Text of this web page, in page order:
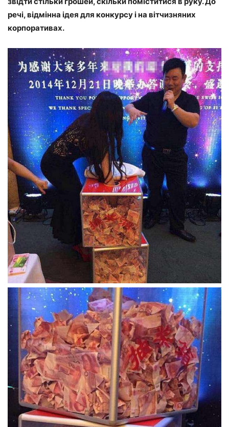
речі, відмінна ідея для конкурсу і на вітчизняних
корпоративах.